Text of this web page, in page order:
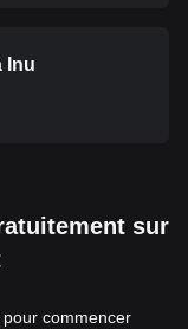
Inu
sur
pour commencer